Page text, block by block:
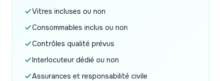
Vitres incluses ou non
Consommables inclus ou non
Contrôles qualité prévus
Interlocuteur dédié ou non
Assurances et responsabilité civile